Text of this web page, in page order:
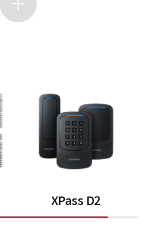
XPass D2